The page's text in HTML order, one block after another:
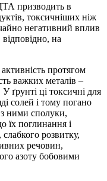
призводить в
токсичніших ніж
негативний вплив
на
протягом
важких металів –
ґрунті ці токсичні для
солей і тому погано
ними сполуки,
їх поглинання і
розвитку,
речовин,
азоту бобовими